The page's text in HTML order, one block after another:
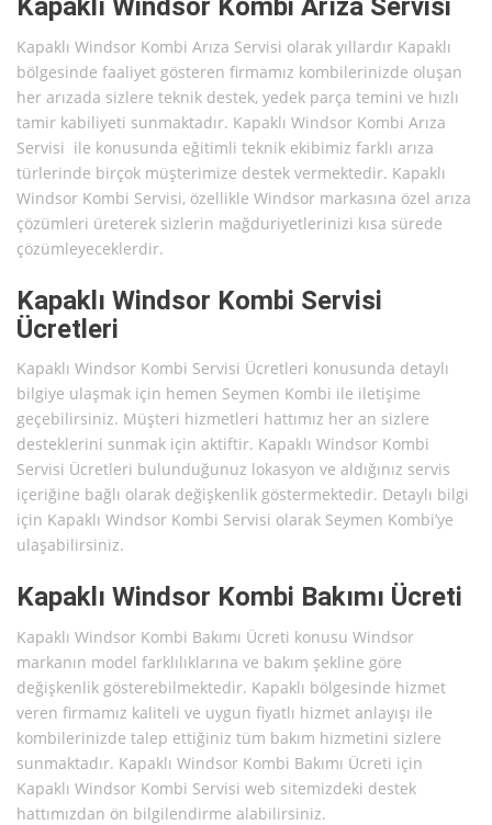
Kapaklı Windsor Kombi Arıza Servisi
Kapaklı Windsor Kombi Arıza Servisi olarak yıllardır Kapaklı
bölgesinde faaliyet gösteren firmamız kombilerinizde oluşan
her arızada sizlere teknik destek, yedek parça temini ve hızlı
tamir kabiliyeti sunmaktadır. Kapaklı Windsor Kombi Arıza
Servisi ile konusunda eğitimli teknik ekibimiz farklı arıza
türlerinde birçok müşterimize destek vermektedir. Kapaklı
Windsor Kombi Servisi, özellikle Windsor markasına özel arıza
çözümleri üreterek sizlerin mağduriyetlerinizi kısa sürede
çözümleyeceklerdir.
Kapaklı Windsor Kombi Servisi
Ücretleri
Kapaklı Windsor Kombi Servisi Ücretleri konusunda detaylı
bilgiye ulaşmak için hemen Seymen Kombi ile iletişime
geçebilirsiniz. Müşteri hizmetleri hattımız her an sizlere
desteklerini sunmak için aktiftir. Kapaklı Windsor Kombi
Servisi Ücretleri bulunduğunuz lokasyon ve aldığınız servis
içeriğine bağlı olarak değişkenlik göstermektedir. Detaylı bilgi
için Kapaklı Windsor Kombi Servisi olarak Seymen Kombi’ye
ulaşabilirsiniz.
Kapaklı Windsor Kombi Bakımı Ücreti
Kapaklı Windsor Kombi Bakımı Ücreti konusu Windsor
markanın model farklılıklarına ve bakım şekline göre
değişkenlik gösterebilmektedir. Kapaklı bölgesinde hizmet
veren firmamız kaliteli ve uygun fiyatlı hizmet anlayışı ile
kombilerinizde talep ettiğiniz tüm bakım hizmetini sizlere
sunmaktadır. Kapaklı Windsor Kombi Bakımı Ücreti için
Kapaklı Windsor Kombi Servisi web sitemizdeki destek
hattımızdan ön bilgilendirme alabilirsiniz.